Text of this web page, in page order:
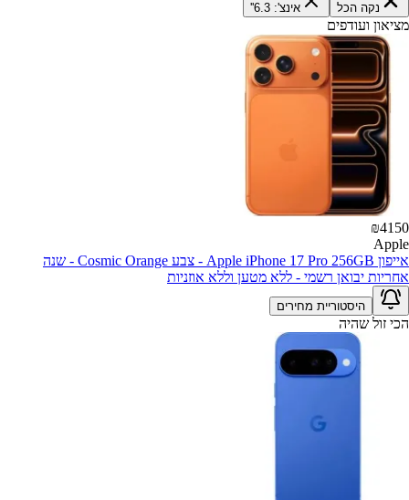
נקה הכל אינצ': 6.3''
מציאון ועודפים
₪4150
Apple
אייפון Apple iPhone 17 Pro 256GB - צבע Cosmic Orange - שנה
אחריות יבואן רשמי - ללא מטען וללא אוזניות
היסטוריית מחירים
הכי זול שהיה